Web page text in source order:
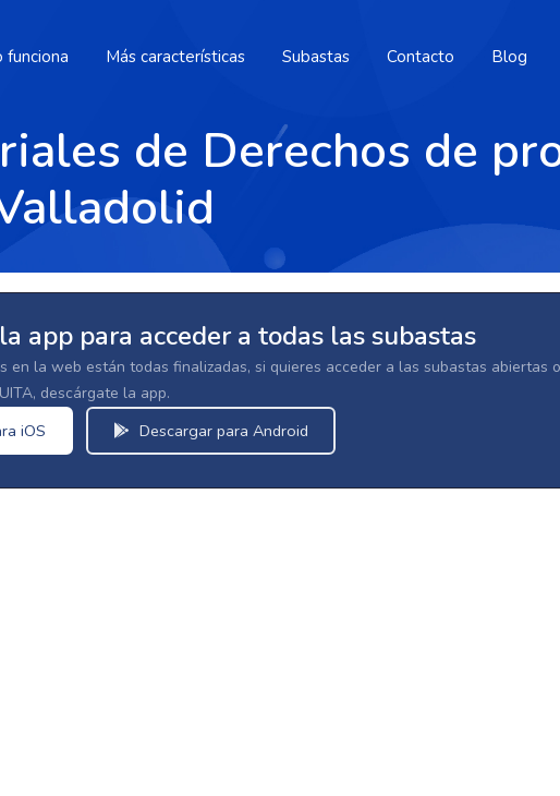
funciona Más características Subastas Contacto Blog
de Derechos de
app para acceder a todas las subastas
en la web están todas finalizadas, si quieres acceder a las subastas abiertas
descárgate la app.
iOS Descargar para Android